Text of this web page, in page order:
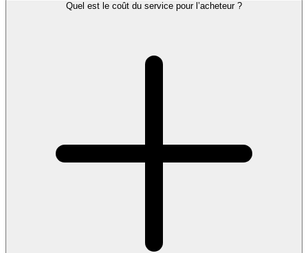
Quel est le coût du service pour l’acheteur ?